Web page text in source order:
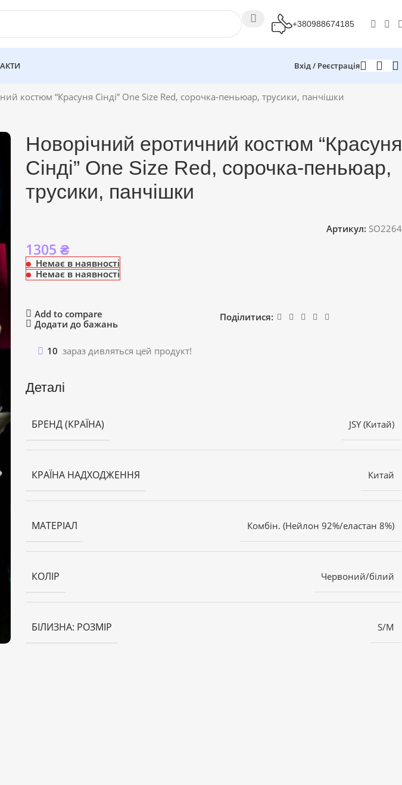
+380988674185
Вхід / Реєстрація
костюм “Красуня Сінді” One Size Red, сорочка-пеньюар, трусики, панчішки
Новорічний еротичний костюм “Красуня
Сінді” One Size Red, сорочка-пеньюар,
трусики, панчішки
Артикул: SO2264
1305 ₴
Немає в наявності
Немає в наявності
Add to compare
Додати до бажань
Поділитися:
10 зараз дивляться цей продукт!
Деталі
БРЕНД (КРАЇНА) JSY (Китай)
КРАЇНА НАДХОДЖЕННЯ Китай
МАТЕРІАЛ Комбін. (Нейлон 92%/еластан 8%)
КОЛІР Червоний/білий
БІЛИЗНА: РОЗМІР S/M